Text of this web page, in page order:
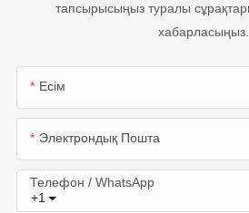
тапсырысыңыз туралы
хабарласыңыз.
Есім
Электрондық Пошта
+1
Телефон / WhatsApp